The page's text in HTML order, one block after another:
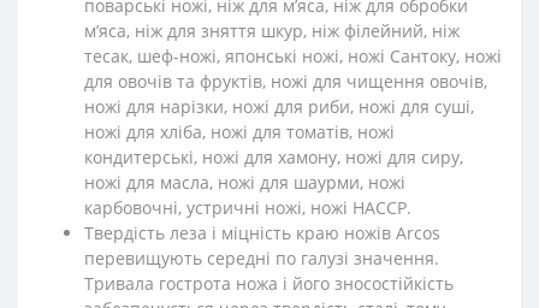
поварські ножі, ніж для м’яса, ніж для обробки
м’яса, ніж для зняття шкур, ніж філейний, ніж
тесак, шеф-ножі, японські ножі, ножі Сантоку, ножі
для овочів та фруктів, ножі для чищення овочів,
ножі для нарізки, ножі для риби, ножі для суші,
ножі для хліба, ножі для томатів, ножі
кондитерські, ножі для хамону, ножі для сиру,
ножі для масла, ножі для шаурми, ножі
карбовочні, устричні ножі, ножі HACCP.
Твердість леза і міцність краю ножів Arcos
перевищують середні по галузі значення.
Тривала гострота ножа і його зносостійкість